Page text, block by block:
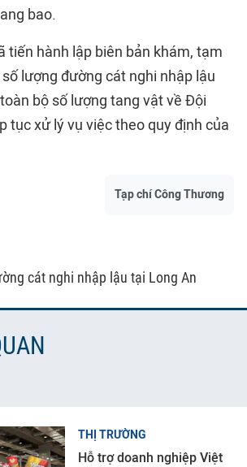
bao.
tiến hành lập biên bản khám, tạm
lượng đường cát nghi nhập lậu
bộ số lượng tang vật về Đội
tục xử lý vụ việc theo quy định của
Tạp chí Công Thương
cát nghi nhập lậu tại Long An
THỊ TRƯỜNG
Hỗ trợ doanh nghiệp Việt